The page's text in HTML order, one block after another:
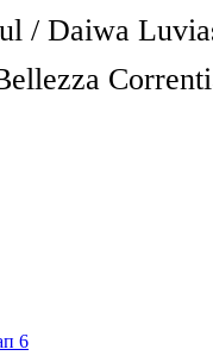
/ Daiwa
6